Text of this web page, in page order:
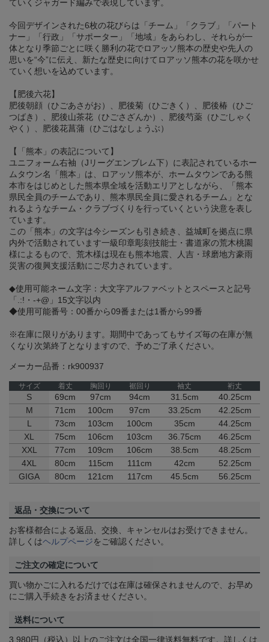
ていくジャガード編みで表現しています。
今回デザインされた6枚の花びらは「チーム」「クラブ」「パート
ナー」「行政」「サポーター」「地域」をあらわし、それらが一
体となり季節ごとに咲く勝利の花でロアッソ熊本の歴史や先人の
思いを“今”に伝え、新たな歴史に向けてロアッソ熊本の花を咲かせ
ていく想いを込めています。
【肥後六花】
肥後朝顔（ひごあさがお）、肥後菊（ひごきく）、肥後椿（ひご
つばき）、肥後山茶花（ひごさざんか）、肥後芍薬（ひごしゃく
やく）、肥後花菖蒲（ひごはなしょうぶ）
【「熊本」の表記について】
ユニフォーム右袖（Jリーグエンブレム下）に表記されているホー
ムタウン名「熊本」は、ロアッソ熊本が、ホームタウンである熊
本市をはじめとした熊本県全域を活動エリアとしながら、「熊本
県民全員のチームであり、熊本県民全員に愛されるチーム」とな
れるようなチーム・クラブづくりを行っていくという決意を表し
ています。
この「熊本」の文字は今シーズンも引き続き、益城町を拠点に県
内外で活動されています一級印章彫刻技能士・書道家の荒木桃園
様によるもので、荒木様は現在も熊本地震、人吉・球磨地方豪雨
災害の復興支援活動にご尽力されています。
◆使用可能ネーム文字：大文字アルファベットとスペースと記号
「.:!・-+@」15文字以内
◆使用可能番号：00番から09番または1番から99番
※在庫に限りがあります。期間中であってもサイズ毎の在庫が無
くなり次第終了となりますので、予めご了承ください。
メーカー品番：rk900937
サイズ 着丈 胸回り 裾回り 袖丈 裄丈
S 69cm 97cm 94cm 31.5cm
40.25cm
M
71cm 100cm 97cm 33.25cm
42.25cm
L
73cm 103cm 100cm 35cm
44.25cm
XL
75cm 106cm 103cm 36.75cm
46.25cm
XXL
77cm 109cm 106cm 38.5cm
48.25cm
4XL
80cm 115cm 111cm 42cm
52.25cm
GIGA
80cm 121cm 117cm 45.5cm 56.25cm
返品・交換について
お客様都合による返品、交換、キャンセルはお受けできません。
詳しくはヘルプページをご確認ください。
ご注文の確定について
買い物かごに入れるだけでは在庫は確保されませんので、お早め
にご購入手続きをお済ませください。
送料について
3,980円（税込）以上のご注文は全国一律送料無料です。詳しくは